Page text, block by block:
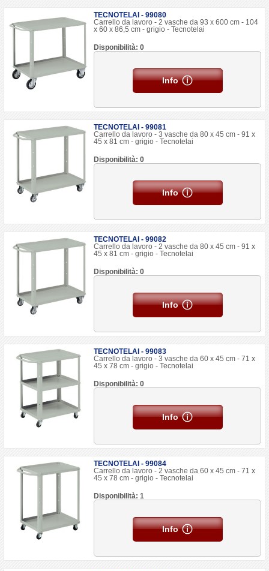
TECNOTELAI - 99080
Carrello da lavoro - 2 vasche da 93 x 600 cm - 104
x 60 x 86,5 cm - grigio - Tecnotelai
Disponibilità: 0
Info
TECNOTELAI - 99081
Carrello da lavoro - 3 vasche da 80 x 45 cm - 91 x
45 x 81 cm - grigio - Tecnotelai
Disponibilità: 0
Info
TECNOTELAI - 99082
Carrello da lavoro - 2 vasche da 80 x 45 cm - 91 x
45 x 81 cm - grigio - Tecnotelai
Disponibilità: 0
Info
TECNOTELAI - 99083
Carrello da lavoro - 3 vasche da 60 x 45 cm - 71 x
45 x 78 cm - grigio - Tecnotelai
Disponibilità: 0
Info
TECNOTELAI - 99084
Carrello da lavoro - 2 vasche da 60 x 45 cm - 71 x
45 x 78 cm - grigio - Tecnotelai
Disponibilità: 1
Info